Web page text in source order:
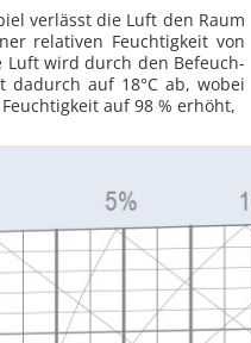
ver­lässt die Luft den Raum
re­la­ti­ven Feuch­tig­keit von
Luft wird durch den Be­feuch­
auf 18°C ab, wobei
auf 98 % er­höht,